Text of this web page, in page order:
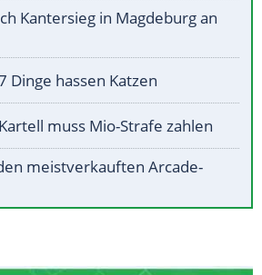
Kantersieg in Magdeburg an
Dinge hassen Katzen
muss Mio-Strafe zahlen
meistverkauften Arcade-